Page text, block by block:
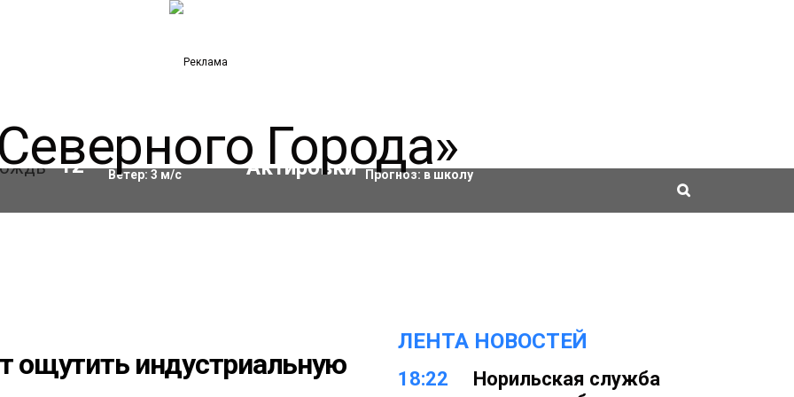
12 °C Влажность:93%
Ветер: 3 м/с
Актировки
Прогноз: в школу
ощутить индустриальную
ЛЕНТА НОВОСТЕЙ
18:22
Норильская служба